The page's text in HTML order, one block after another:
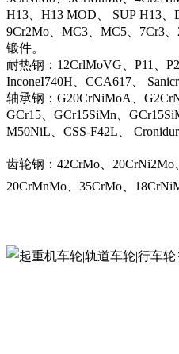
H13、H13 MOD、 SUP H13
9Cr2Mo、MC3、MC5、7Cr3
锻件。
耐热钢：12CrlMoVG、P11、
InconeI740H、CCA617、
轴承钢：G20CrNiMoA、
GCr15、GCr15SiMn、
M50NiL、CSS-F42L、
齿轮钢：42CrMo、20CrNi2Mo
20CrMnMo、35CrMo、